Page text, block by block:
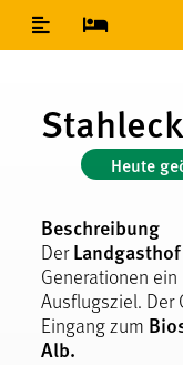
Inhaltsverzeichnis
Heute
Beschreibung
Der
Generationen
Ausflugsziel.
Eingang zum
Alb.